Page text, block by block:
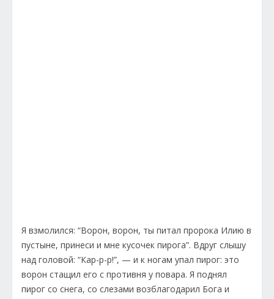
Я взмолился: “Ворон, ворон, ты питал пророка Илию в
пустыне, принеси и мне кусочек пирога”. Вдруг слышу
над головой: “Кар-р-р!”, — и к ногам упал пирог: это
ворон стащил его с противня у повара. Я поднял
пирог со снега, со слезами возблагодарил Бога и